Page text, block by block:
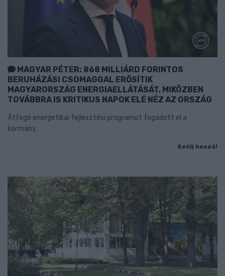
MAGYAR PÉTER: 868 MILLIÁRD FORINTOS
BERUHÁZÁSI CSOMAGGAL ERŐSÍTIK
MAGYARORSZÁG ENERGIAELLÁTÁSÁT, MIKÖZBEN
TOVÁBBRA IS KRITIKUS NAPOK ELÉ NÉZ AZ ORSZÁG
Átfogó energetikai fejlesztési programot fogadott el a
kormány.
Szólj hozzá!